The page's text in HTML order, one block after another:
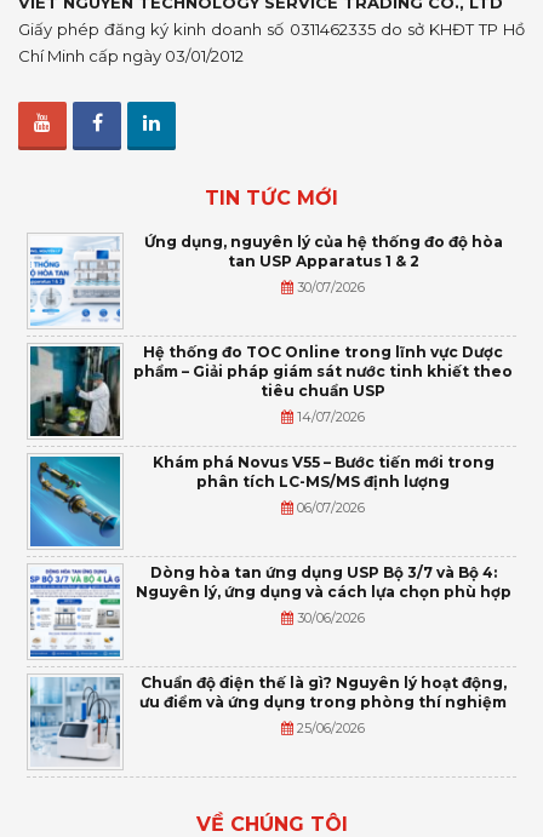
Giấy phép đăng ký kinh doanh số 0311462335 do sở KHĐT TP Hồ
Chí Minh cấp ngày 03/01/2012
TIN TỨC MỚI
Ứng dụng, nguyên lý của hệ thống đo độ hòa
tan USP Apparatus 1 & 2
30/07/2026
Hệ thống đo TOC Online trong lĩnh vực Dược
phẩm – Giải pháp giám sát nước tinh khiết theo
tiêu chuẩn USP
14/07/2026
Khám phá Novus V55 – Bước tiến mới trong
phân tích LC-MS/MS định lượng
06/07/2026
Dòng hòa tan ứng dụng USP Bộ 3/7 và Bộ 4:
Nguyên lý, ứng dụng và cách lựa chọn phù hợp
30/06/2026
Chuẩn độ điện thế là gì? Nguyên lý hoạt động,
ưu điểm và ứng dụng trong phòng thí nghiệm
25/06/2026
VỀ CHÚNG TÔI